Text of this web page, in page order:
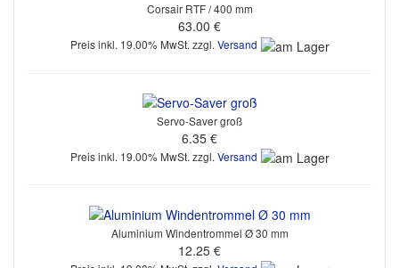
Corsair RTF / 400 mm
63.00 €
Preis inkl. 19.00% MwSt. zzgl. Versand
Servo-Saver groß
6.35 €
Preis inkl. 19.00% MwSt. zzgl. Versand
Aluminium Windentrommel Ø 30 mm
12.25 €